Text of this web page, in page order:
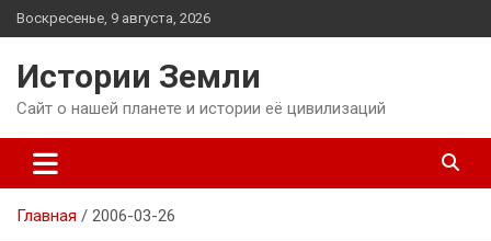
Перейти
к
Воскресенье, 9 августа, 2026
Истории Земли
Сайт о нашей планете и истории её цивилизаций
Главная 2006-03-26